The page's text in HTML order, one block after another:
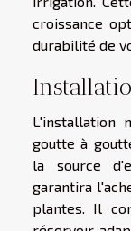
croissance
durabilité de
L'installation
goutte à
la source
garantira
plantes. Il